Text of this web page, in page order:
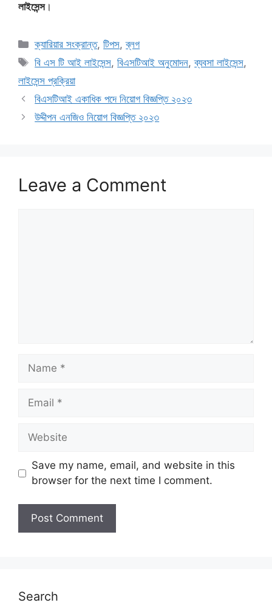
লাইসেন্স।
Categories
ক্যারিয়ার সংক্রান্ত,টিপস,ব্লগ
Tags
বি এস টি আই লাইসেন্স,বিএসটিআই অনুমোদন,ব্যবসা লাইসেন্স,
লাইসেন্স প্রক্রিয়া
বিএসটিআই একাধিক পদে নিয়োগ বিজ্ঞপ্তি ২০২৩
উদ্দীপন এনজিও নিয়োগ বিজ্ঞপ্তি ২০২৩
Leave a Comment
Name
Email
Website
Save my name, email, and website in this
browser for the next time I comment.
Search